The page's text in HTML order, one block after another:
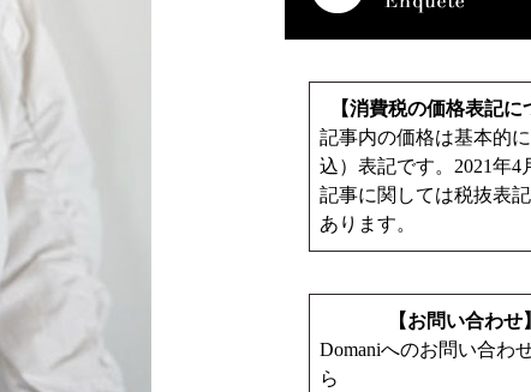
【消費税の価格表記に
記事内の価格は基本的
込）表記です。2021年4
記事に関しては税抜表
あります。
【お問い合わせ】
Domaniへのお問い合わ
ら